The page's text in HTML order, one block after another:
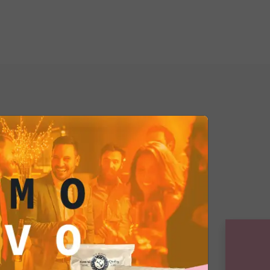
gastronomica elevata o
un momento di piacere puro,
che fa per te.
e dalla ricchezza di sapori
Non è solo un acquisto,
qualità e nel gusto, un modo
sempre il meglio. Che aspetti?
da ricordare e fai sì